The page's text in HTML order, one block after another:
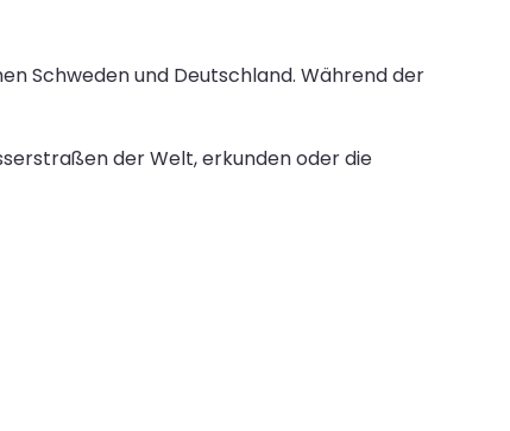
Schweden und Deutschland. Während der
der Welt, erkunden oder die